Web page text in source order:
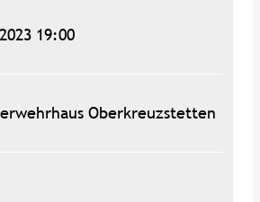
19:00
Oberkreuzstetten